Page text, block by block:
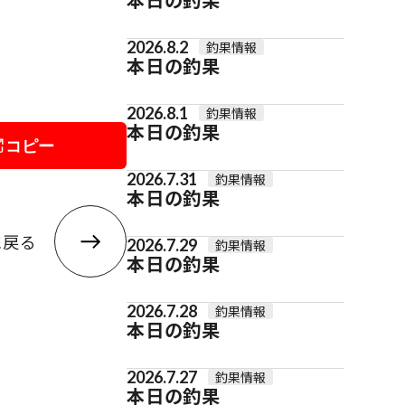
コピー
る
2026.8.2 釣果情報
本日の釣果
2026.8.1 釣果情報
本日の釣果
2026.7.31 釣果情報
本日の釣果
2026.7.29 釣果情報
本日の釣果
2026.7.28 釣果情報
本日の釣果
2026.7.27 釣果情報
本日の釣果